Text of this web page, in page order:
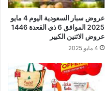
عروض سبار السعودية اليوم 4 مايو
2025 الموافق 6 ذي القعدة 1446
عروض الاثنين الكبير
4 مايو,2025